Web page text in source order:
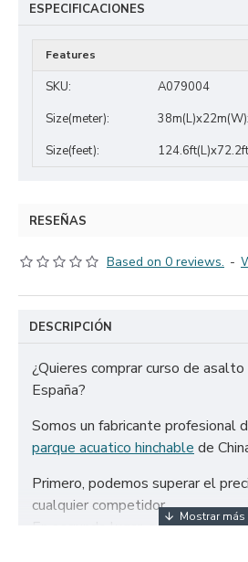
ESPECIFICACIONES
Features
SKU:
A079004
Size(meter):
Size(feet):
RESEÑAS
Based on 0 reviews. -
DESCRIPCIÓN
¿Quieres comprar curso de
España?
Somos un fabricante profesional
parque acuatico hinchable de
Primero, podemos superar el
cualquier competidor.
En segundo lugar, solo utilizamos